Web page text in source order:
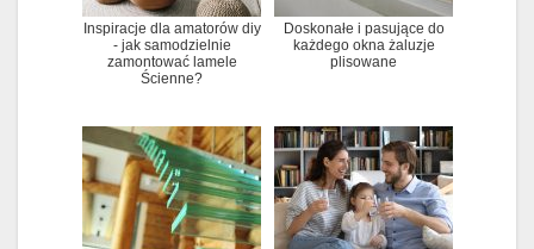
Inspiracje dla amatorów diy
- jak samodzielnie
zamontować lamele
Ścienne?
Doskonałe i pasujące do
każdego okna żaluzje
plisowane